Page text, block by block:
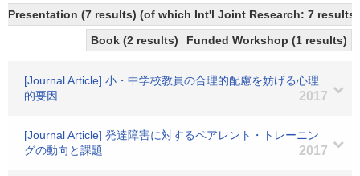
Presentation (7 results) (of which Int'l Joint Research: 7 results)
Book (2 results)
Funded Workshop (1 results)
[Journal Article] 小・中学校教員の合理的配慮を妨げる心理
的要因
2017
[Journal Article] 発達障害に対するペアレント・トレーニン
グの動向と課題
2017